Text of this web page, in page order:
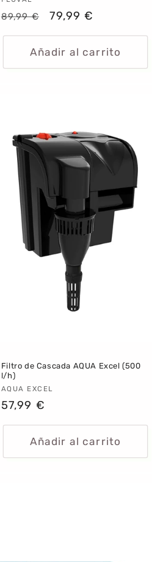
Precio
89,99 €
Precio
oferta
79,99 €
Añadir al carrito
Filtro de Cascada AQUA Excel (500
l/h)
Proveedor:
AQUA EXCEL
Precio
57,99 €
Añadir al carrito